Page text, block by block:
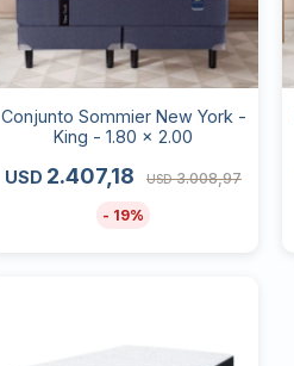
Conjunto Sommier New York -
King - 1.80 x 2.00
USD 2.407,18 USD 3.008,97
19